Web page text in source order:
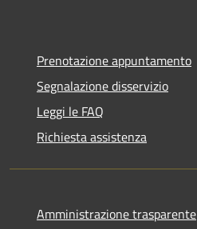
Prenotazione appuntamento
Segnalazione disservizio
Leggi le FAQ
Richiesta assistenza
Amministrazione trasparente